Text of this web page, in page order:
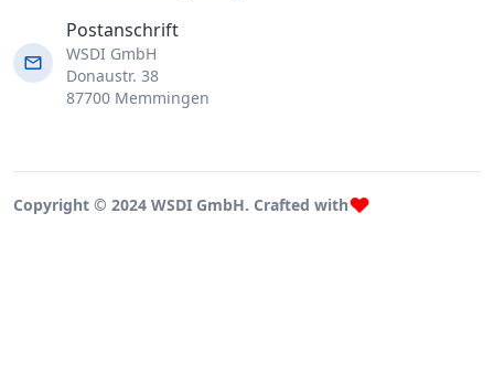
Postanschrift
WSDI GmbH
Donaustr. 38
87700 Memmingen
Copyright © 2024 WSDI GmbH. Crafted with